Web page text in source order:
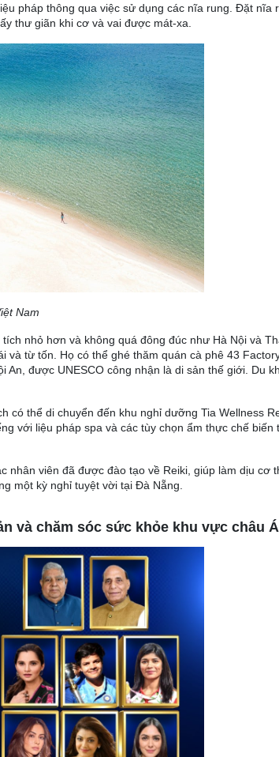
pháp thông qua việc sử dụng các nĩa rung. Đặt nĩa
thư giãn khi cơ và vai được mát-xa.
Nam
nhỏ hơn và không quá đông đúc như Hà Nội và
từ tốn. Họ có thể ghé thăm quán cà phê 43
được UNESCO công nhận là di sản thế giới. Du
có thể di chuyển đến khu nghỉ dưỡng Tia Wellness
với liệu pháp spa và các tùy chọn ẩm thực chế biến
nhân viên đã được đào tạo về Reiki, giúp làm dịu cơ
một kỳ nghỉ tuyệt vời tại Đà Nẵng.
và chăm sóc sức khỏe khu vực châu Á